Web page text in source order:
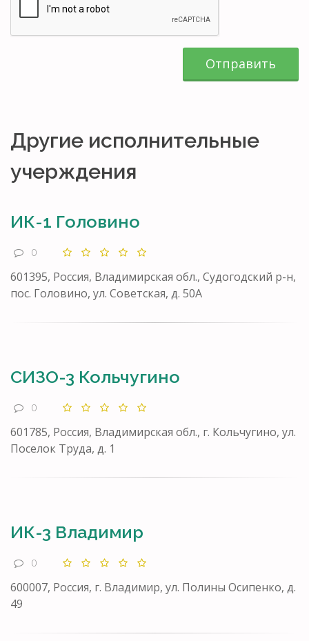
Отправить
Другие исполнительные
учерждения
ИК-1 Головино
0
601395, Россия, Владимирская обл., Судогодский р-н,
пос. Головино, ул. Советская, д. 50А
СИЗО-3 Кольчугино
0
601785, Россия, Владимирская обл., г. Кольчугино, ул.
Поселок Труда, д. 1
ИК-3 Владимир
0
600007, Россия, г. Владимир, ул. Полины Осипенко, д.
49